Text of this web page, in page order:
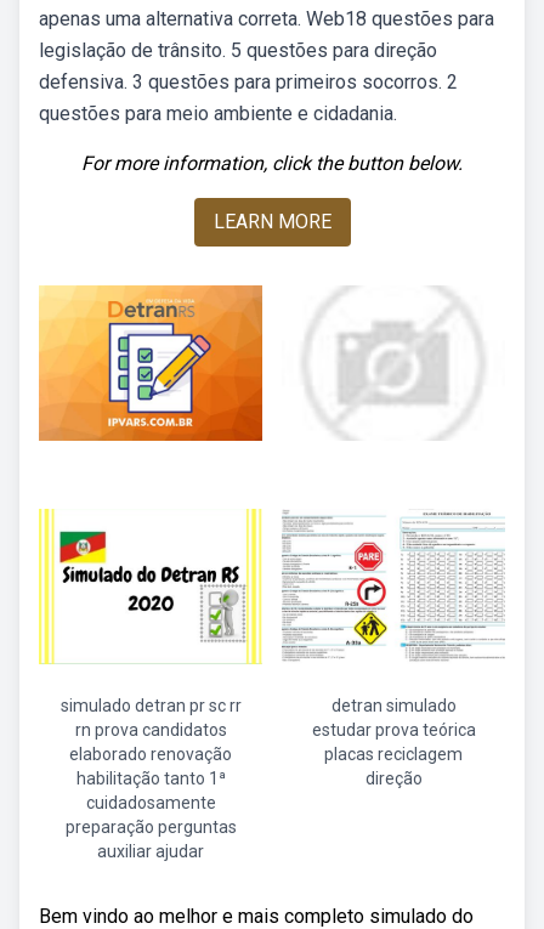
apenas uma alternativa correta. Web18 questões para
legislação de trânsito. 5 questões para direção
defensiva. 3 questões para primeiros socorros. 2
questões para meio ambiente e cidadania.
For more information, click the button below.
LEARN MORE
simulado detran pr sc rr
rn prova candidatos
elaborado renovação
habilitação tanto 1ª
cuidadosamente
preparação perguntas
auxiliar ajudar
detran simulado
estudar prova teórica
placas reciclagem
direção
Bem vindo ao melhor e mais completo simulado do